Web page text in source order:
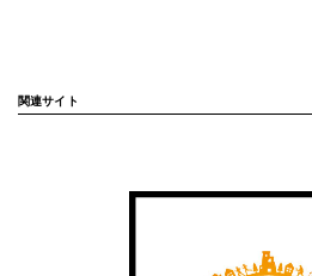
関連サイト